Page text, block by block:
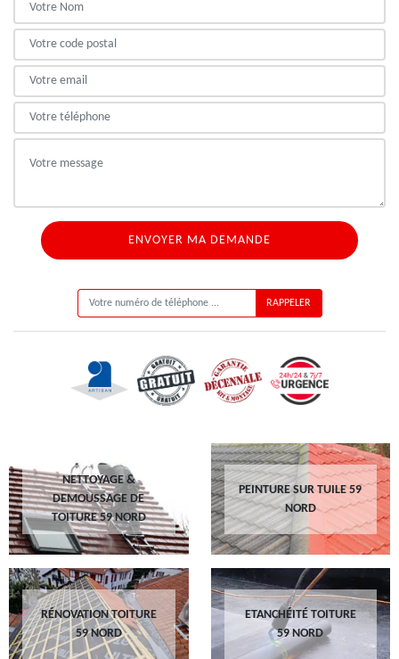
NETTOYAGE &
DEMOUSSAGE DE
TOITURE 59 NORD
PEINTURE SUR TUILE 59
NORD
RÉNOVATION TOITURE
59 NORD
ETANCHÉITÉ TOITURE
59 NORD